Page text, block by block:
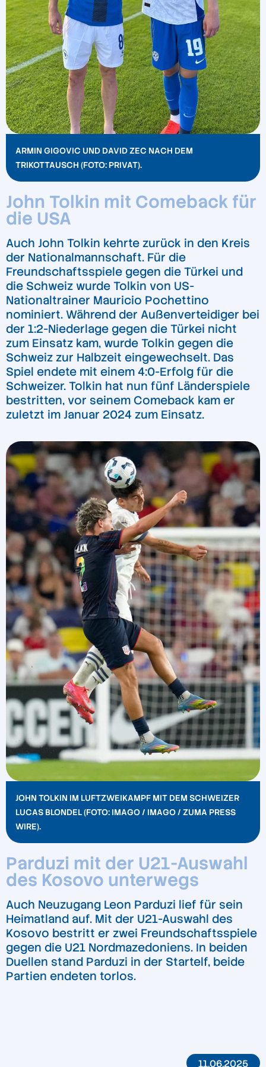
ARMIN GIGOVIC UND DAVID ZEC NACH DEM
TRIKOTTAUSCH (FOTO: PRIVAT).
John Tolkin mit Comeback für
die USA
Auch John Tolkin kehrte zurück in den Kreis
der Nationalmannschaft. Für die
Freundschaftsspiele gegen die Türkei und
die Schweiz wurde Tolkin von US-
Nationaltrainer Mauricio Pochettino
nominiert. Während der Außenverteidiger bei
der 1:2-Niederlage gegen die Türkei nicht
zum Einsatz kam, wurde Tolkin gegen die
Schweiz zur Halbzeit eingewechselt. Das
Spiel endete mit einem 4:0-Erfolg für die
Schweizer. Tolkin hat nun fünf Länderspiele
bestritten, vor seinem Comeback kam er
zuletzt im Januar 2024 zum Einsatz.
JOHN TOLKIN IM LUFTZWEIKAMPF MIT DEM SCHWEIZER
LUCAS BLONDEL (FOTO: IMAGO / IMAGO / ZUMA PRESS
WIRE).
Parduzi mit der U21-Auswahl
des Kosovo unterwegs
Auch Neuzugang Leon Parduzi lief für sein
Heimatland auf. Mit der U21-Auswahl des
Kosovo bestritt er zwei Freundschaftsspiele
gegen die U21 Nordmazedoniens. In beiden
Duellen stand Parduzi in der Startelf, beide
Partien endeten torlos.
11.06.2025